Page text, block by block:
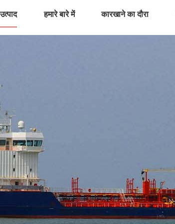
उत्पाद हमारे बारे में कारखाने का दौरा